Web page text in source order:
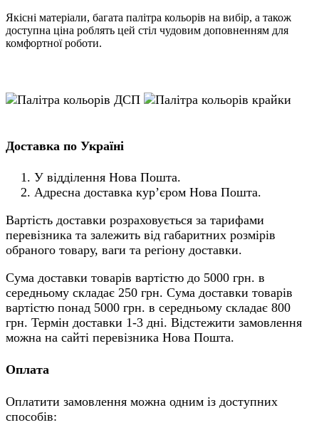
Якісні матеріали, багата палітра кольорів на вибір, а також
доступна ціна роблять цей стіл чудовим доповненням для
комфортної роботи.
Доставка по Україні
У відділення Нова Пошта.
Адресна доставка кур’єром Нова Пошта.
Вартість доставки розраховується за тарифами
перевізника та залежить від габаритних розмірів
обраного товару, ваги та регіону доставки.
Сума доставки товарів вартістю до 5000 грн. в
середньому складає 250 грн. Сума доставки товарів
вартістю понад 5000 грн. в середньому складає 800
грн. Термін доставки 1-3 дні. Відстежити замовлення
можна на сайті перевізника Нова Пошта.
Оплата
Оплатити замовлення можна одним із доступних
способів: